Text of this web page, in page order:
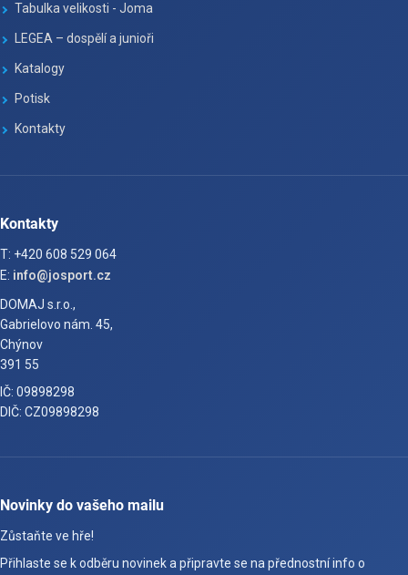
Tabulka velikosti - Joma
LEGEA – dospělí a junioři
Katalogy
Potisk
Kontakty
Kontakty
T: +420 608 529 064
E: info@josport.cz
DOMAJ s.r.o.,
Gabrielovo nám. 45,
Chýnov
391 55
IČ: 09898298
DIČ: CZ09898298
Novinky do vašeho mailu
Zůstaňte ve hře!
Přihlaste se k odběru novinek a připravte se na přednostní info o